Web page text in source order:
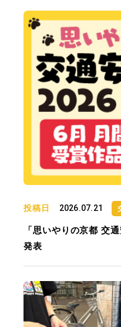
投稿日 2026.07.21
「思いやりの京都 交
発表